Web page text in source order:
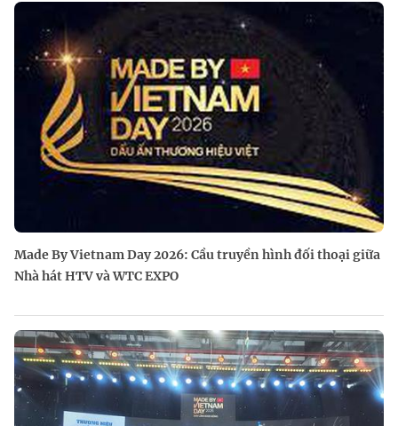
Made By Vietnam Day 2026: Cầu truyền hình đối thoại giữa
Nhà hát HTV và WTC EXPO